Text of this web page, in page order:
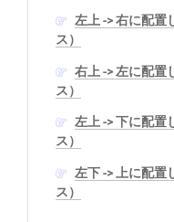
左上 -> 右に配置
ス）
右上 -> 左に配置
ス）
左上 -> 下に配置
ス）
左下 -> 上に配置
ス）